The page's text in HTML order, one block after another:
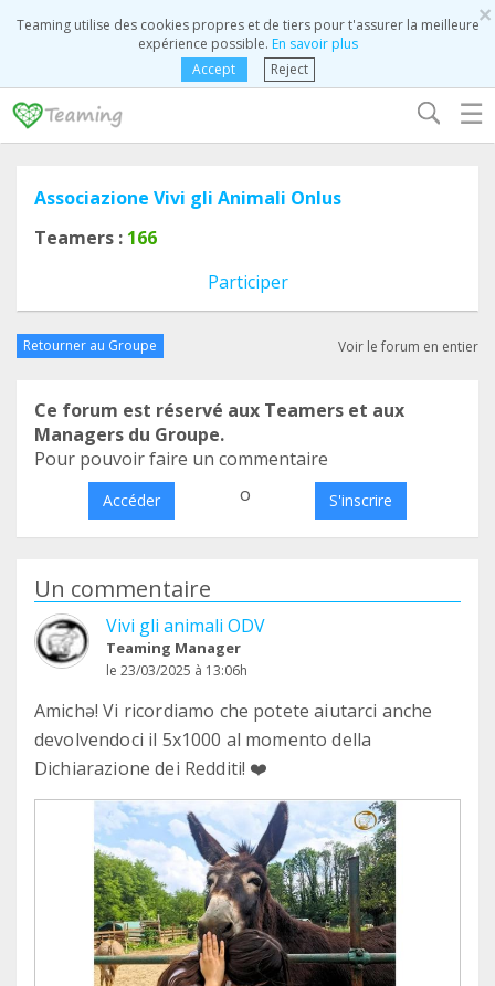
×
Teaming utilise des cookies propres et de tiers pour t'assurer la meilleure
expérience possible. En savoir plus
Accept
Reject
☰
Associazione Vivi gli Animali Onlus
Teamers : 166
Participer
Retourner au Groupe Voir le forum en entier
Ce forum est réservé aux Teamers et aux
Managers du Groupe.
Pour pouvoir faire un commentaire
Accéder o S'inscrire
Un commentaire
Vivi gli animali ODV
Teaming Manager
le 23/03/2025 à 13:06h
Amichə! Vi ricordiamo che potete aiutarci anche
devolvendoci il 5x1000 al momento della
Dichiarazione dei Redditi! ❤️